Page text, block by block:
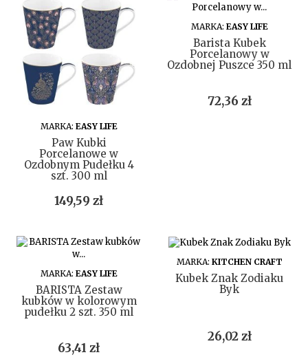
DO KOSZYKA
MARKA: EASY LIFE
Paw Kubki
Porcelanowe w
Ozdobnym Pudełku 4
szt. 300 ml
Cena
149,59 zł
DO KOSZYKA
MARKA: EASY LIFE
Barista Kubek
Porcelanowy w
Ozdobnej Puszce 350 ml
Cena
72,36 zł
DO KOSZYKA
MARKA: EASY LIFE
BARISTA Zestaw
kubków w kolorowym
pudełku 2 szt. 350 ml
Cena
63,41 zł
DO KOSZYKA
MARKA: KITCHEN CRAFT
Kubek Znak Zodiaku
Byk
Cena
26,02 zł